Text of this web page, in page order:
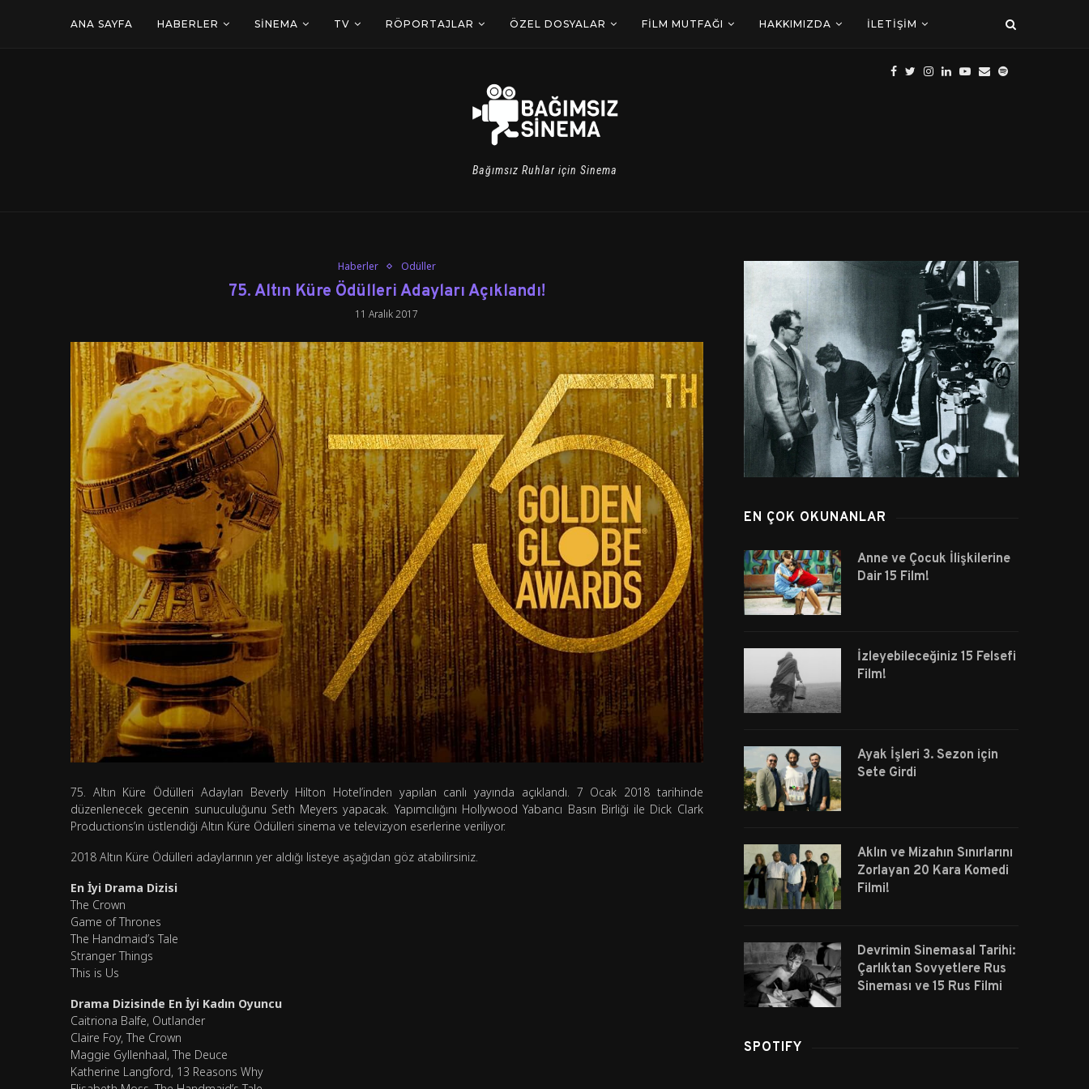
ANA SAYFA HABERLER SINEMA TV RÖPORTAJLAR ÖZEL DOSYALAR FILM MUTFAĞI HAKKIMIZDA İLETIŞIM
Bağımsız Ruhlar için Sinema
Haberler Ödüller
75. Altın Küre Ödülleri Adayları Açıklandı!
11 Aralık 2017
75. Altın Küre Ödülleri Adayları Beverly Hilton Hotel’inden yapılan canlı yayında açıklandı. 7 Ocak 2018 tarihinde
düzenlenecek gecenin sunuculuğunu Seth Meyers yapacak. Yapımcılığını Hollywood Yabancı Basın Birliği ile Dick Clark
Productions’ın üstlendiği Altın Küre Ödülleri sinema ve televizyon eserlerine veriliyor.
2018 Altın Küre Ödülleri adaylarının yer aldığı listeye aşağıdan göz atabilirsiniz.
En İyi Drama Dizisi
The Crown
Game of Thrones
The Handmaid’s Tale
Stranger Things
This is Us
Drama Dizisinde En İyi Kadın Oyuncu
Caitriona Balfe, Outlander
Claire Foy, The Crown
Maggie Gyllenhaal, The Deuce
Katherine Langford, 13 Reasons Why
EN ÇOK OKUNANLAR
Anne ve Çocuk İlişkilerine
Dair 15 Film!
İzleyebileceğiniz 15 Felsefi
Film!
Ayak İşleri 3. Sezon için
Sete Girdi
Aklın ve Mizahın Sınırlarını
Zorlayan 20 Kara Komedi
Filmi!
Devrimin Sinemasal Tarihi:
Çarlıktan Sovyetlere Rus
Sineması ve 15 Rus Filmi
SPOTIFY